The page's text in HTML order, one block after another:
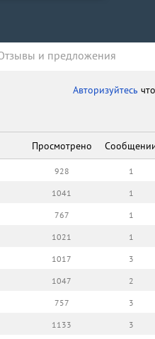
и предложения
Авторизуйтесь
Просмотрено
928 1
1041 1
767 1
1021 1
1017 3
1047 2
757 3
1133 3